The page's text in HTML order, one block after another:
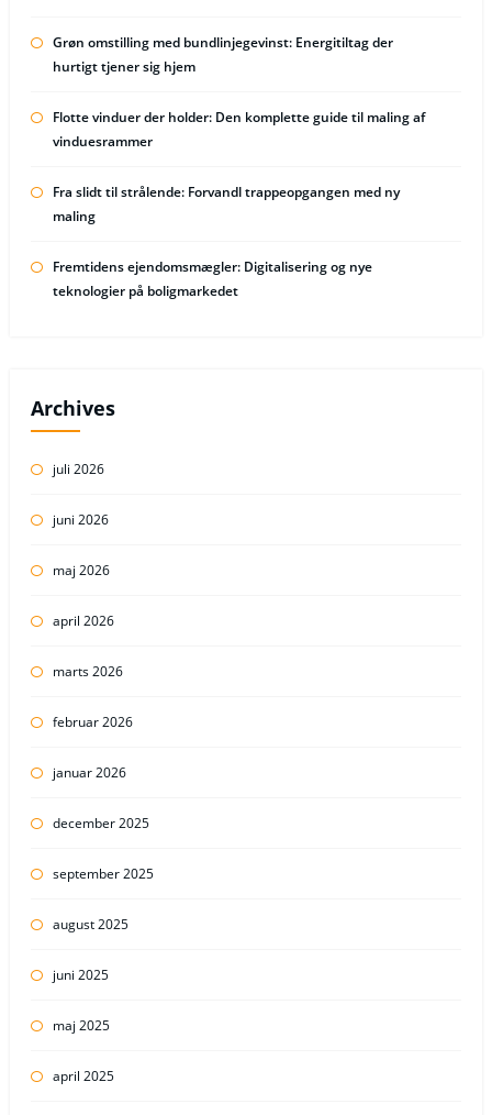
Grøn omstilling med bundlinjegevinst: Energitiltag der
hurtigt tjener sig hjem
Flotte vinduer der holder: Den komplette guide til maling af
vinduesrammer
Fra slidt til strålende: Forvandl trappeopgangen med ny
maling
Fremtidens ejendomsmægler: Digitalisering og nye
teknologier på boligmarkedet
Archives
juli 2026
juni 2026
maj 2026
april 2026
marts 2026
februar 2026
januar 2026
december 2025
september 2025
august 2025
juni 2025
maj 2025
april 2025